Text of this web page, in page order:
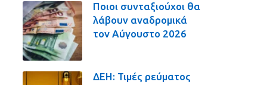
Ποιοι συνταξιούχοι θα
λάβουν αναδρομικά
τον Αύγουστο 2026
ΔΕΗ: Τιμές ρεύματος